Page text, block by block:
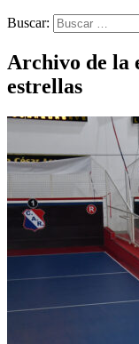
Buscar:
Archivo de la
estrellas